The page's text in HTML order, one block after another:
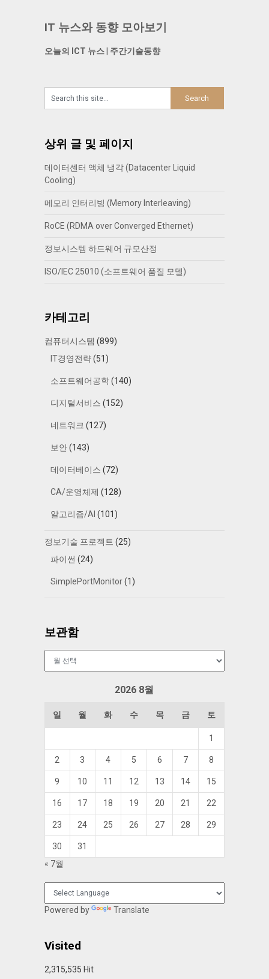
IT 뉴스와 동향 모아보기
오늘의 ICT 뉴스| 주간기술동향
상위 글 및 페이지
데이터센터 액체 냉각 (Datacenter Liquid
Cooling)
메모리 인터리빙 (Memory Interleaving)
RoCE (RDMA over Converged Ethernet)
정보시스템 하드웨어 규모산정
ISO/IEC 25010 (소프트웨어 품질 모델)
카테고리
컴퓨터시스템 (899)
IT경영전략(51)
소프트웨어공학(140)
디지털서비스 (152)
네트워크 (127)
보안(143)
데이터베이스 (72)
CA/운영체제 (128)
알고리즘/AI (101)
정보기술 프로젝트 (25)
파이썬 (24)
SimplePortMonitor(1)
보관함
2026 8월
일 월 화 수 목 금 토
1
2 3 4 5 6 7 8
9 10 11 12 13 14 15
16 17 18 19 20 21 22
23 24 25 26 27 28 29
30
31
« 7월
Powered by Translate
Visited
2,315,535 Hit